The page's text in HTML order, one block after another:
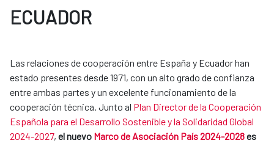
ECUADOR
Las relaciones de cooperación entre España y Ecuador han
estado presentes desde 1971, con un alto grado de confianza
entre ambas partes y un excelente funcionamiento de la
cooperación técnica. Junto al Plan Director de la Cooperación
Española para el Desarrollo Sostenible y la Solidaridad Global
2024-2027, el nuevo Marco de Asociación País 2024-2028es